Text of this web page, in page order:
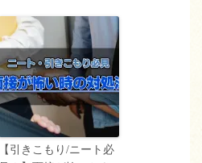
【引きこもり/ニート必